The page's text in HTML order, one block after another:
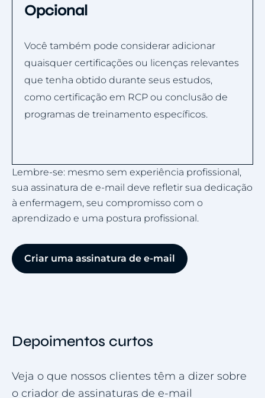
Opcional
Você também pode considerar adicionar
quaisquer certificações ou licenças relevantes
que tenha obtido durante seus estudos,
como certificação em RCP ou conclusão de
programas de treinamento específicos.
Lembre-se: mesmo sem experiência profissional,
sua assinatura de e-mail deve refletir sua dedicação
à enfermagem, seu compromisso com o
aprendizado e uma postura profissional.
Criar uma assinatura de e-mail
Depoimentos curtos
Veja o que nossos clientes têm a dizer sobre
o criador de assinaturas de e-mail